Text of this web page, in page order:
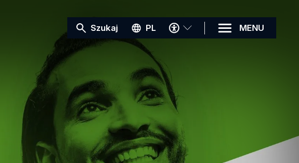
Szukaj PL
MENU
DOSTĘPNOŚCI
MENU